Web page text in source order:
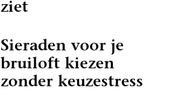
ziet
Sieraden voor je
bruiloft kiezen
zonder keuzestress